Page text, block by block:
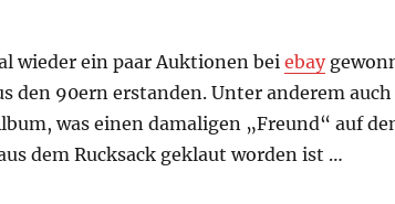
wieder ein paar Auktionen beiebay
den 90ern erstanden. Unter anderem
was einen damaligen „Freund“ auf
dem Rucksack geklaut worden ist …